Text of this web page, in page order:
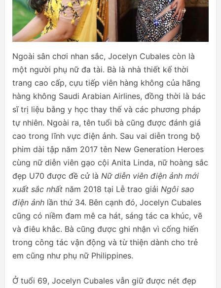
Ngoài sân chơi nhan sắc, Jocelyn Cubales còn là
một người phụ nữ đa tài. Bà là nhà thiết kế thời
trang cao cấp, cựu tiếp viên hàng không của hãng
hàng không Saudi Arabian Airlines, đồng thời là bác
sĩ trị liệu bằng y học thay thế và các phương pháp
tự nhiên. Ngoài ra, tên tuổi bà cũng được đánh giá
cao trong lĩnh vực điện ảnh. Sau vai diễn trong bộ
phim dài tập năm 2017 tên New Generation Heroes
cùng nữ diễn viên gạo cội Anita Linda, nữ hoàng sắc
đẹp U70 được đề cử là Nữ diễn viên điện ảnh mới
xuất sắc nhất năm 2018 tại Lễ trao giải Ngôi sao
điện ảnh lần thứ 34. Bên cạnh đó, Jocelyn Cubales
cũng có niềm đam mê ca hát, sáng tác ca khúc, vẽ
và điêu khắc. Bà cũng được ghi nhận vì cống hiến
trong công tác vận động và từ thiện dành cho trẻ
em cũng như phụ nữ Philippines.
Ở tuổi 69, Jocelyn Cubales vẫn giữ được nét đẹp